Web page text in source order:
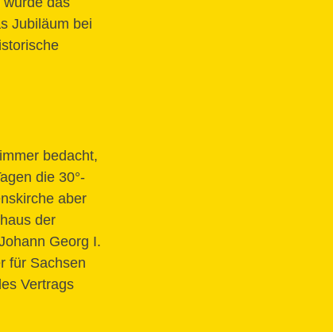
Jubiläum bei
bedacht,
die 30°-
aber
der
Georg I.
für Sachsen
Vertrags